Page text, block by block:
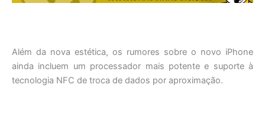
Além da nova estética, os rumores sobre o novo iPhone
ainda incluem um processador mais potente e suporte à
tecnologia NFC de troca de dados por aproximação.